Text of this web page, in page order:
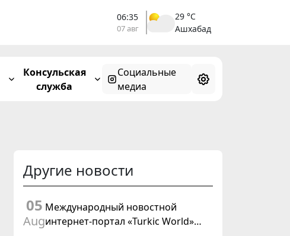
06:35
07 авг
29 °C
Ашхабад
Консульская
служба
Социальные
медиа
Другие новости
05
Aug
Международный новостной
интернет-портал «Turkic World»